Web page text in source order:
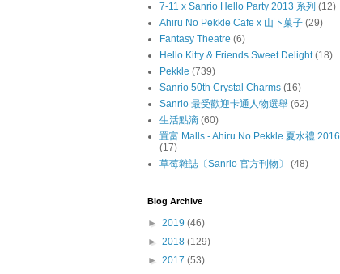
7-11 x Sanrio Hello Party 2013 系列 (12)
Ahiru No Pekkle Cafe x 山下菓子 (29)
Fantasy Theatre (6)
Hello Kitty & Friends Sweet Delight (18)
Pekkle (739)
Sanrio 50th Crystal Charms (16)
Sanrio 最受歡迎卡通人物選舉 (62)
生活點滴 (60)
置富 Malls - Ahiru No Pekkle 夏水禮 2016
(17)
草莓雜誌〔Sanrio 官方刊物〕
(48)
Blog Archive
► 2019 (46)
► 2018 (129)
► 2017 (53)